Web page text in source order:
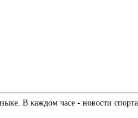
В каждом часе - новости